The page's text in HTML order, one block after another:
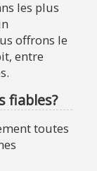
les plus
offrons le
entre
fiables?
toutes